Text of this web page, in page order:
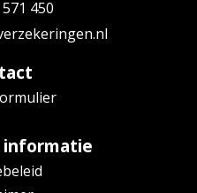
450
informatie